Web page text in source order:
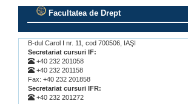
Facultatea de Drept
B-dul Carol I nr. 11, cod 700506, IAŞI
Secretariat cursuri IF:
+40 232 201058
+40 232 201158
Fax: +40 232 201858
Secretariat cursuri IFR:
+40 232 201272